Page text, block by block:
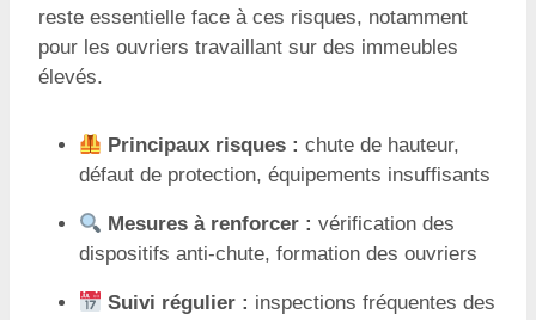
reste essentielle face à ces risques, notamment
pour les ouvriers travaillant sur des immeubles
élevés.
Principaux risques : chute de hauteur,
défaut de protection, équipements insuffisants
Mesures à renforcer : vérification des
dispositifs anti-chute, formation des ouvriers
Suivi régulier : inspections fréquentes des